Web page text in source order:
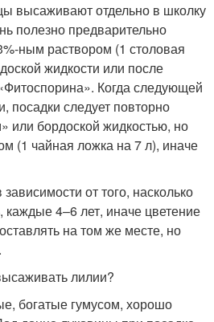
высаживают отдельно в школку
полезно предварительно
ным раствором (1 столовая
жидкости или после
Когда следующей
посадки следует повторно
или бордоской жидкостью, но
(1 чайная ложка на 7 л), иначе
от того, насколько
каждые 4–6 лет, иначе цветение
на том же месте, но
лилии?
богатые гумусом, хорошо